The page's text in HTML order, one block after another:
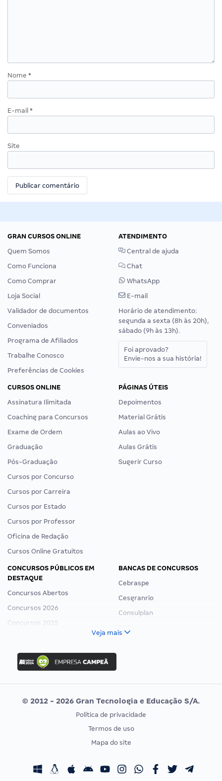
Nome *
E-mail *
Site
GRAN CURSOS ONLINE
Quem Somos
Como Funciona
Como Comprar
Loja Social
Validador de documentos
Conveniados
Programa de Afiliados
Trabalhe Conosco
Preferências de Cookies
ATENDIMENTO
Central de ajuda
Chat
WhatsApp
E-mail
Horário de atendimento:
segunda a sexta (8h às 20h),
sábado (9h às 13h).
Foi aprovado?
Envie-nos a sua história!
CURSOS ONLINE
Assinatura Ilimitada
Coaching para Concursos
Exame de Ordem
Graduação
Pós-Graduação
Cursos por Concurso
Cursos por Carreira
Cursos por Estado
Cursos por Professor
Oficina de Redação
Cursos Online Gratuitos
PÁGINAS ÚTEIS
Depoimentos
Material Grátis
Aulas ao Vivo
Aulas Grátis
Sugerir Curso
CONCURSOS PÚBLICOS EM
DESTAQUE
Concursos Abertos
Concursos 2026
Concursos 2025
Concurso Nacional Unificado
Concurso Ibama
Concurso MPU
Editais publicados
BANCAS DE CONCURSOS
Cebraspe
Cesgranrio
Consulplan
Vunesp
CONCURSOS POR PROFISSÃO
Concursos Fiscais
EXAME DE ORDEM
Calendário OAB
Veja mais
© 2012 - 2026 Gran Tecnologia e Educação S/A.
Política de privacidade
Termos de uso
Mapa do site